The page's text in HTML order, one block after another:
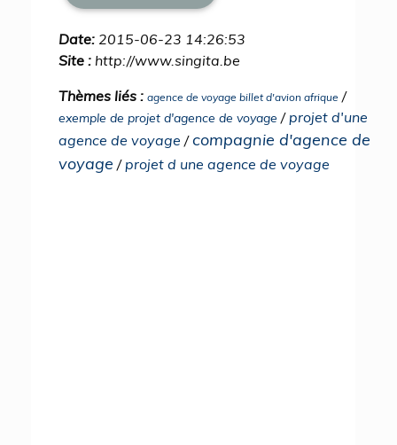
Date: 2015-06-23 14:26:53
Site : http://www.singita.be
Thèmes liés : agence de voyage billet d'avion afrique /
exemple de projet d'agence de voyage / projet d'une
agence de voyage /compagnie d'agence de
voyage / projet d une agence de voyage